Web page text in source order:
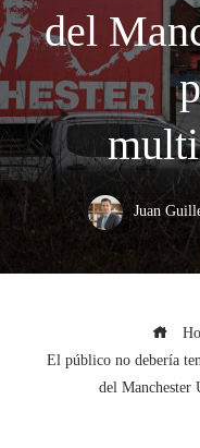
del
Juan
El público no debería
del